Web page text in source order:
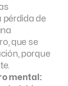
pérdida de
que se
porque
mental: